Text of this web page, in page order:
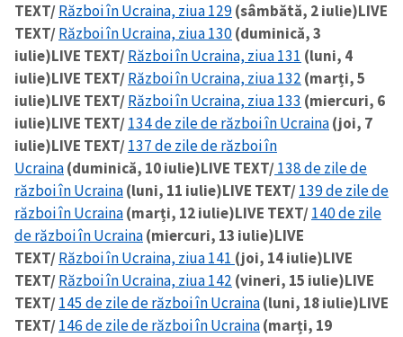
TEXT/Război în Ucraina, ziua 129(sâmbătă, 2 iulie)LIVE
TEXT/Război în Ucraina, ziua 130(duminică, 3
iulie)LIVE TEXT/Război în Ucraina, ziua 131 (luni, 4
iulie)LIVE TEXT/Război în Ucraina, ziua 132 (marți, 5
iulie)LIVE TEXT/Război în Ucraina, ziua 133 (miercuri, 6
iulie)LIVE TEXT/134 de zile de război în Ucraina(joi, 7
iulie)LIVE TEXT/137 de zile de război în
Ucraina(duminică, 10 iulie)LIVE TEXT/138 de zile de
război în Ucraina(luni, 11 iulie)LIVE TEXT/139 de zile de
război în Ucraina(marți, 12 iulie)LIVE TEXT/140 de zile
de război în Ucraina(miercuri, 13 iulie)LIVE
TEXT/Război în Ucraina, ziua 141 (joi, 14 iulie)LIVE
TEXT/Război în Ucraina, ziua 142 (vineri, 15 iulie)LIVE
TEXT/145 de zile de război în Ucraina(luni, 18 iulie)LIVE
TEXT/146 de zile de război în Ucraina(marți, 19